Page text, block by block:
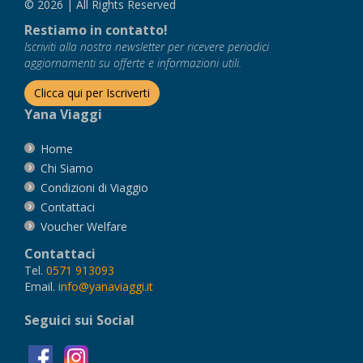
© 2026 | All Rights Reserved
Restiamo in contatto!
Iscriviti alla nostra newsletter per ricevere periodici
aggiornamenti su offerte e informazioni utili.
Clicca qui per Iscriverti
Yana Viaggi
Home
Chi Siamo
Condizioni di Viaggio
Contattaci
Voucher Welfare
Contattaci
Tel. 0571 913093
Email. info@yanaviaggi.it
Seguici sui Social